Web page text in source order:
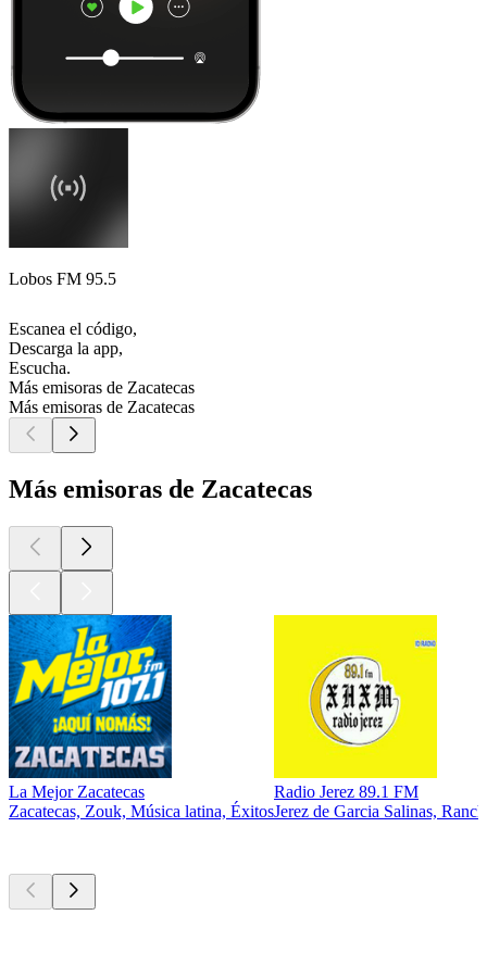
Lobos FM 95.5
Escanea el código,
Descarga la app,
Escucha.
Más emisoras de Zacatecas
Más emisoras de Zacatecas
Más emisoras de Zacatecas
La Mejor Zacatecas
Zacatecas, Zouk, Música latina, Éxitos
Radio Jerez 89.1 FM
Jerez de Garcia Salinas,